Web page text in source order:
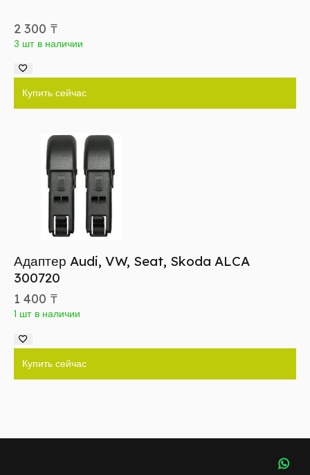
2 300 ₸
3 шт в наличии
Купить сейчас
Адаптер Audi, VW, Seat, Skoda ALCA
300720
1 400 ₸
1 шт в наличии
Купить сейчас